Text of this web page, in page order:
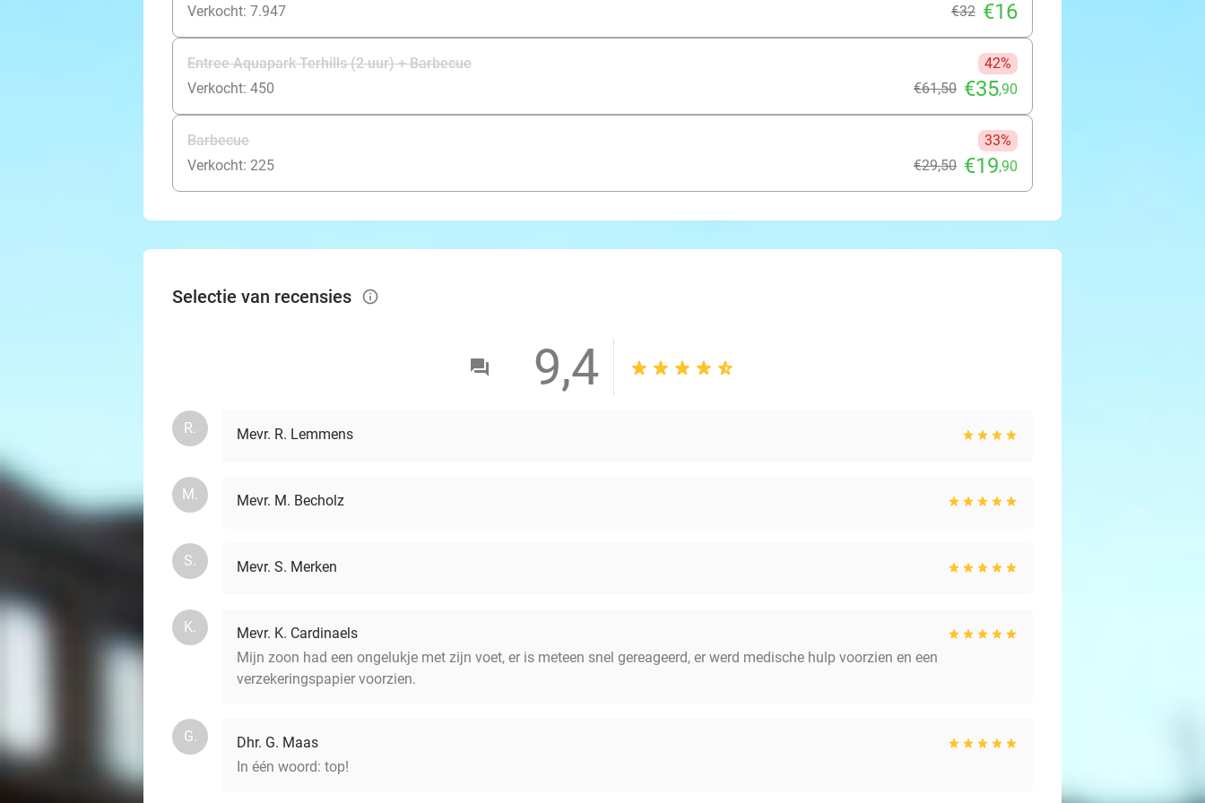
Vlees van de grill:
Bijgerechten:
Stokbrood
Aardappelsalade
Verkocht: 7.947
€32 €16
Entree Aquapark Terhills (2 uur) + Barbecue
42%
Verkocht: 450
€61,50 €35,90
Barbecue
33%
Verkocht: 225
€29,50 €19,90
Selectie van recensies info_outlined
9,4
R. Mevr. R. Lemmens
M. Mevr. M. Becholz
S. Mevr. S. Merken
K.
Mevr. K. Cardinaels
Mijn zoon had een ongelukje met zijn voet, er is meteen snel gereageerd, er werd medische hulp voorzien en een
verzekeringspapier voorzien.
G.
Dhr. G. Maas
In één woord: top!